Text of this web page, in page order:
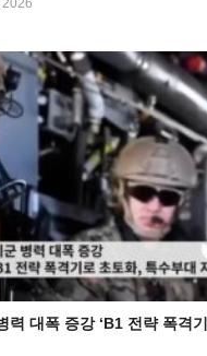
력 대폭 증강 ‘B1 전략 폭격